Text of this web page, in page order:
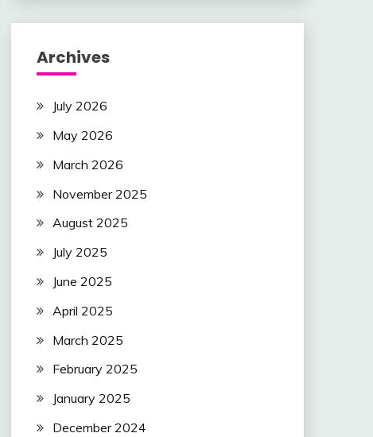
Archives
July 2026
May 2026
March 2026
November 2025
August 2025
July 2025
June 2025
April 2025
March 2025
February 2025
January 2025
December 2024